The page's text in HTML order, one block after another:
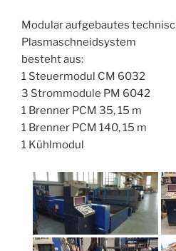
Modular aufgebautes
Plasmaschneidsystem
besteht aus:
1 Steuermodul CM 6032
3 Strommodule PM 6042
1 Brenner PCM 35, 15 m
1 Brenner PCM 140, 15 m
1 Kühlmodul